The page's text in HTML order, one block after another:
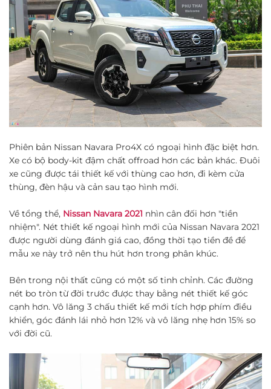
Phiên bản Nissan Navara Pro4X có ngoại hình đặc biệt hơn.
Xe có bộ body-kit đậm chất offroad hơn các bản khác. Đuôi
xe cũng được tái thiết kế với thùng cao hơn, đi kèm cửa
thùng, đèn hậu và cản sau tạo hình mới.
Về tổng thể, Nissan Navara 2021 nhìn cân đối hơn "tiền
nhiệm". Nét thiết kế ngoại hình mới của Nissan Navara 2021
được người dùng đánh giá cao, đồng thời tạo tiền đề để
mẫu xe này trở nên thu hút hơn trong phân khúc.
Bên trong nội thất cũng có một số tinh chỉnh. Các đường
nét bo tròn từ đời trước được thay bằng nét thiết kế góc
cạnh hơn. Vô lăng 3 chấu thiết kế mới tích hợp phím điều
khiển, góc đánh lái nhỏ hơn 12% và vô lăng nhẹ hơn 15% so
với đời cũ.